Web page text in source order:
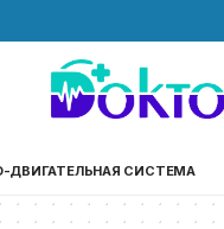
ДВИГАТЕЛЬНАЯ СИСТЕМА